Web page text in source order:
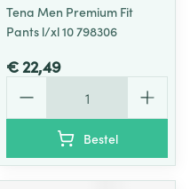
Tena Men Premium Fit
Pants l/xl 10 798306
€ 22,49
Bestel